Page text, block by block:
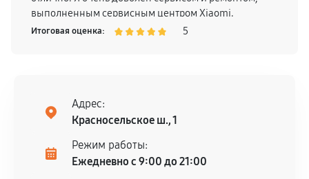
выполненным сервисным центром Xiaomi.
Итоговая оценка: 5
Адрес:
Красносельское ш., 1
Режим работы:
Ежедневно с 9:00 до 21:00